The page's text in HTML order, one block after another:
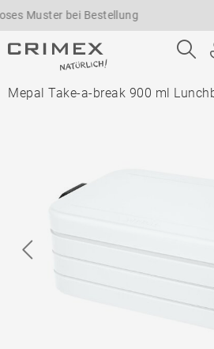
bei Bestellung
Mepal Take-a-break 900 ml